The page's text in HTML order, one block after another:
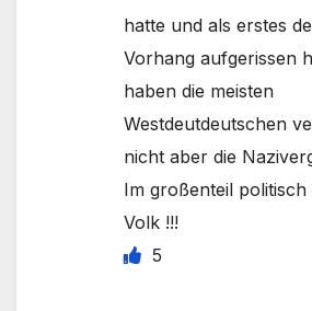
hatte und als erstes
Vorhang aufgerissen
haben die meisten
Westdeutdeutschen
nicht aber die
Im großenteil
Volk !!!
5